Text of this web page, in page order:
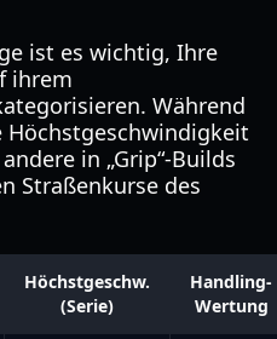
ist es wichtig, Ihre
ihrem
Während
in „Grip“-Builds
Straßenkurse des
Höchstgeschw.
(Serie)
Handling-
Wertung